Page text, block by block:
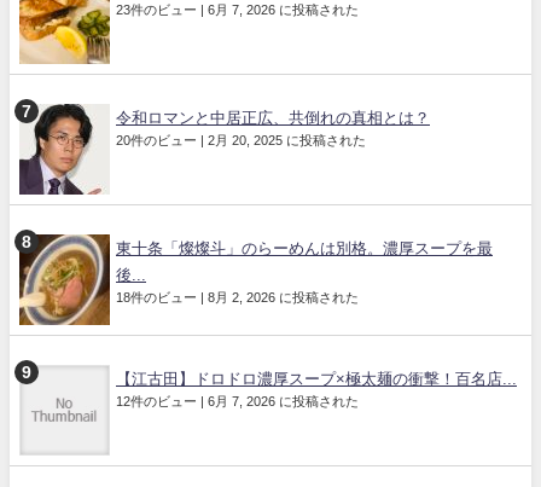
23件のビュー | 6月 7, 2026 に投稿された
令和ロマンと中居正広、共倒れの真相とは？
20件のビュー | 2月 20, 2025 に投稿された
東十条「燦燦斗」のらーめんは別格。濃厚スープを最
後...
18件のビュー | 8月 2, 2026 に投稿された
【江古田】ドロドロ濃厚スープ×極太麺の衝撃！百名店...
12件のビュー | 6月 7, 2026 に投稿された